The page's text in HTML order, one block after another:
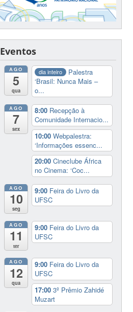
Eventos
AGO
5
qua
dia inteiro
Palestra
‘Brasil: Nunca Mais –
o...
AGO
7
sex
8:00 Recepção à
Comunidade Internacio...
10:00Webpalestra:
‘Informações essenc...
20:00Cineclube África
no Cinema: ‘Coc...
AGO
10
seg
9:00 Feira do Livro da
UFSC
AGO
11
ter
9:00 Feira do Livro da
UFSC
AGO
12
qua
9:00 Feira do Livro da
UFSC
17:003º Prêmio Zahidé
Muzart